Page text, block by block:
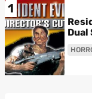
1
Dual